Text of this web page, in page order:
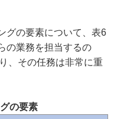
グの要素について、表6
業務を担当するの
、その任務は非常に重
の要素